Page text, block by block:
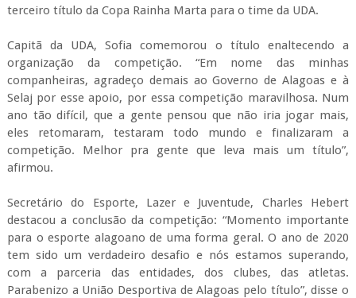
Secretário do Esporte, Lazer e Juventude, Charles Hebert
para o esporte alagoano de uma forma geral. O ano de 2020
tem sido um verdadeiro desafio e nós estamos superando,
com a parceria das entidades, dos clubes, das atletas.
Parabenizo a União Desportiva de Alagoas pelo título”, disse o
titular da pasta que ganhou reforço da Secretaria de Gestão
Interna, Morgana Tavares.
“A conclusão da competição mostra o nosso compromisso
uma das principais competições do país e precisava ter um
encerramento em grande estilo”, finalizou.
Com o título, a UDA garante o tricampeonato, tendo vencido
nos anos de 2015, 2016, 2020 e ainda garantiu os prêmios
individuais. Valéria foi eleita artilheira da competição com 16